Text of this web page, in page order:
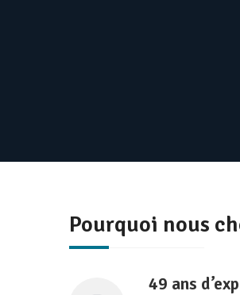
Pourquoi nous
49 ans